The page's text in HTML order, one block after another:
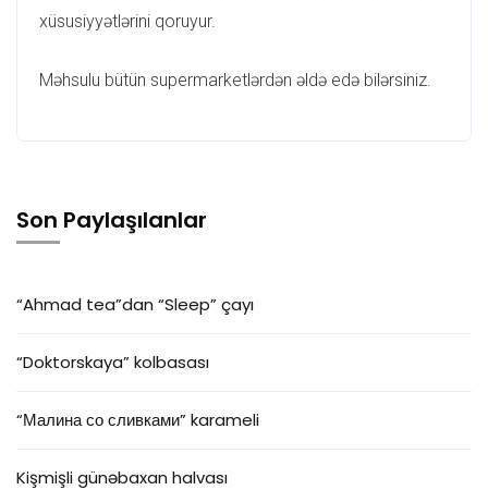
xüsusiyyətlərini qoruyur.
Məhsulu bütün supermarketlərdən əldə edə bilərsiniz.
Son Paylaşılanlar
“Ahmad tea”dan “Sleep” çayı
“Doktorskaya” kolbasası
“Малина со сливками” karameli
Kişmişli günəbaxan halvası